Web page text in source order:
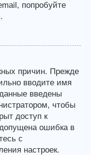
попробуйте
причин. Прежде
вводите имя
введены
чтобы
доступ к
ошибка в
с
настроек.